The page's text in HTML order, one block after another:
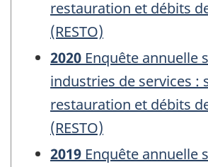
restauration et débits
(RESTO)
2020 Enquête annuelle
industries de services :
restauration et débits
(RESTO)
2019 Enquête annuelle